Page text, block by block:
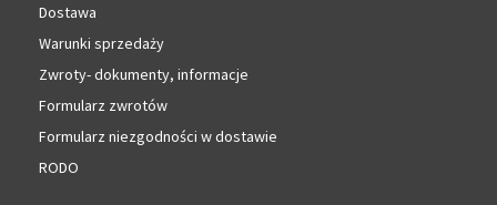
Dostawa
Warunki sprzedaży
Zwroty- dokumenty, informacje
Formularz zwrotów
Formularz niezgodności w dostawie
RODO